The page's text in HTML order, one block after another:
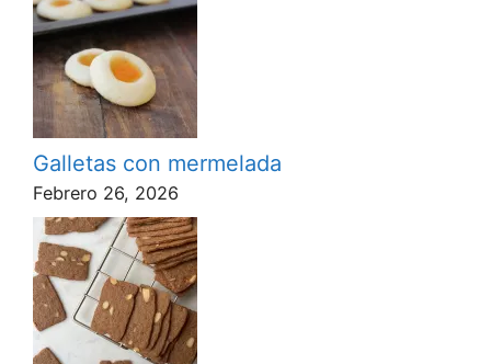
Galletas con mermelada
Febrero 26, 2026